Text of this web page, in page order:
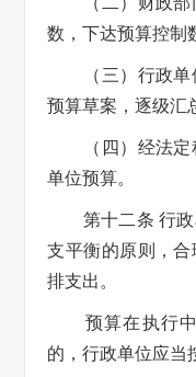
数，下达预算控制
（三）行政单
预算草案，逐级汇
（四）经法定
单位预算。
第十二条 行政
支平衡的原则，
排支出。
预算在执行中
的，行政单位应当